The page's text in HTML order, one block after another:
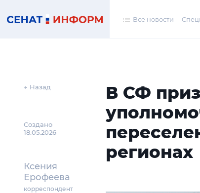
Все новости
← Назад
Создано
18.05.2026
Ксения
Ерофеева
корреспондент
В СФ
регионах